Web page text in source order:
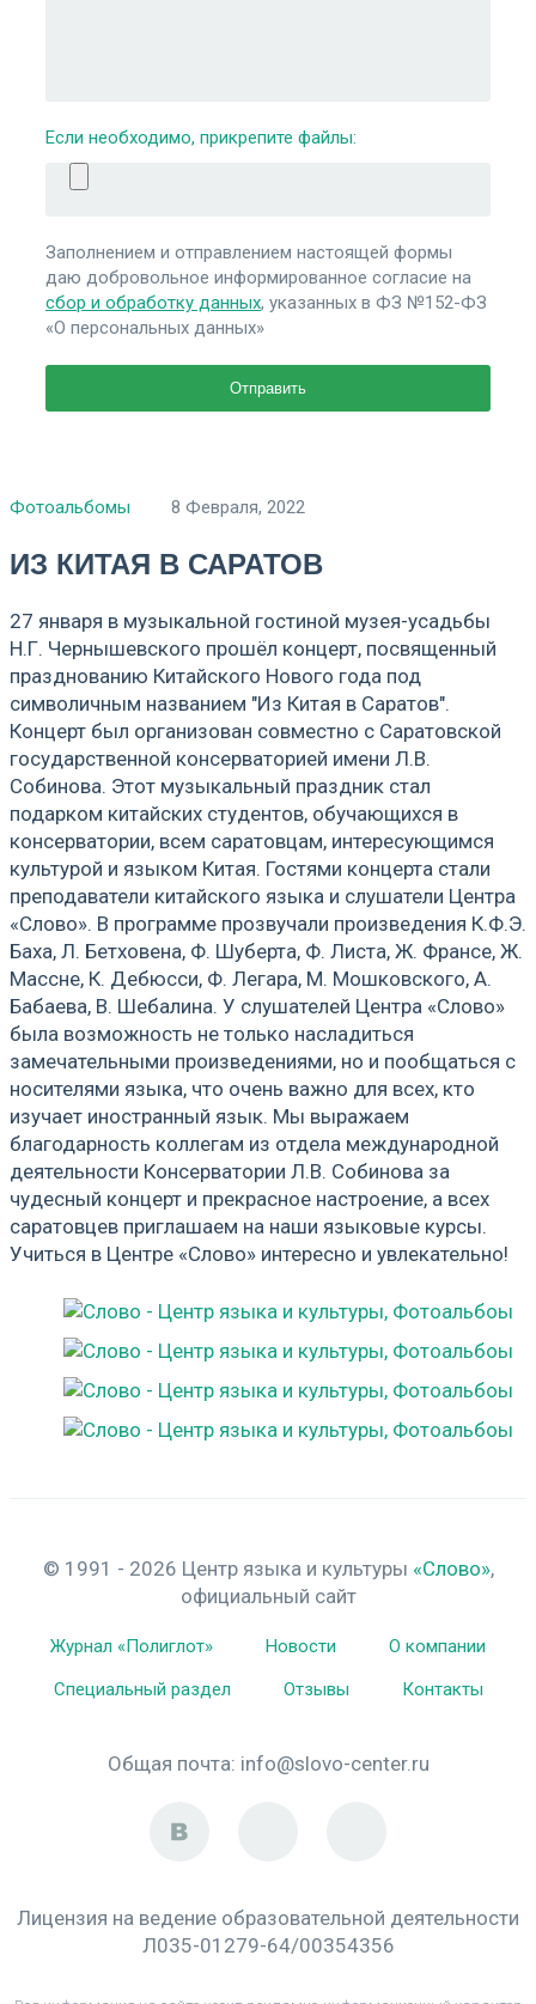
Если необходимо, прикрепите файлы:
Заполнением и отправлением настоящей формы
даю добровольное информированное согласие на
сбор и обработку данных, указанных в ФЗ №152-ФЗ
«О персональных данных»
Фотоальбомы 8 Февраля, 2022
ИЗ КИТАЯ В САРАТОВ
27 января в музыкальной гостиной музея-усадьбы
Н.Г. Чернышевского прошёл концерт, посвященный
празднованию Китайского Нового года под
символичным названием "Из Китая в Саратов".
Концерт был организован совместно с Саратовской
государственной консерваторией имени Л.В.
Собинова. Этот музыкальный праздник стал
подарком китайских студентов, обучающихся в
консерватории, всем саратовцам, интересующимся
культурой и языком Китая. Гостями концерта стали
преподаватели китайского языка и слушатели Центра
«Слово». В программе прозвучали произведения К.Ф.Э.
Баха, Л. Бетховена, Ф. Шуберта, Ф. Листа, Ж. Франсе, Ж.
Массне, К. Дебюсси, Ф. Легара, М. Мошковского, А.
Бабаева, В. Шебалина. У слушателей Центра «Слово»
была возможность не только насладиться
замечательными произведениями, но и пообщаться с
носителями языка, что очень важно для всех, кто
изучает иностранный язык. Мы выражаем
благодарность коллегам из отдела международной
деятельности Консерватории Л.В. Собинова за
чудесный концерт и прекрасное настроение, а всех
саратовцев приглашаем на наши языковые курсы.
Учиться в Центре «Слово» интересно и увлекательно!
© 1991 - 2026 Центр языка и культуры «Слово»,
официальный сайт
Журнал «Полиглот» Новости
О компании
Специальный раздел
Отзывы Контакты
Общая почта: info@slovo-center.ru
Лицензия на ведение образовательной деятельности
Л035-01279-64/00354356